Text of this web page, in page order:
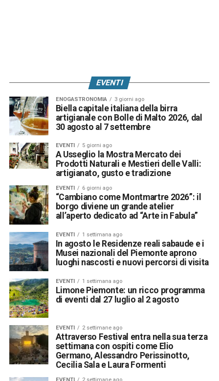
EVENTI
ENOGASTRONOMIA 3 giorni ago
Biella capitale italiana della birra
artigianale con Bolle di Malto 2026, dal
30 agosto al 7 settembre
EVENTI 5 giorni ago
A Usseglio la Mostra Mercato dei
Prodotti Naturali e Mestieri delle Valli:
artigianato, gusto e tradizione
EVENTI 6 giorni ago
“Cambiano come Montmartre 2026”: il
borgo diviene un grande atelier
all’aperto dedicato ad “Arte in Fabula”
EVENTI 1 settimana ago
In agosto le Residenze reali sabaude e i
Musei nazionali del Piemonte aprono
luoghi nascosti e nuovi percorsi di visita
EVENTI 1 settimana ago
Limone Piemonte: un ricco programma
di eventi dal 27 luglio al 2 agosto
EVENTI 2 settimane ago
Attraverso Festival entra nella sua terza
settimana con ospiti come Elio
Germano, Alessandro Perissinotto,
Cecilia Sala e Laura Formenti